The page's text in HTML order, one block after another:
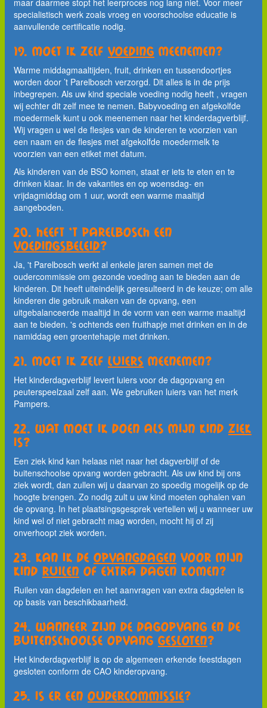
maar daarmee stopt het leerproces nog lang niet. Voor meer
specialistisch werk zoals vroeg en voorschoolse educatie is
aanvullende certificatie nodig.
19. Moet ik zelf voeding meenemen?
Warme middagmaaltijden, fruit, drinken en tussendoortjes
worden door ’t Parelbosch verzorgd. Dit alles is in de prijs
inbegrepen. Als uw kind speciale voeding nodig heeft , vragen
wij echter dit zelf mee te nemen. Babyvoeding en afgekolfde
moedermelk kunt u ook meenemen naar het kinderdagverblijf.
Wij vragen u wel de flesjes van de kinderen te voorzien van
een naam en de flesjes met afgekolfde moedermelk te
voorzien van een etiket met datum.
Als kinderen van de BSO komen, staat er iets te eten en te
drinken klaar. In de vakanties en op woensdag- en
vrijdagmiddag om 1 uur, wordt een warme maaltijd
aangeboden.
20. Heeft 't Parelbosch een
voedingsbeleid?
Ja, 't Parelbosch werkt al enkele jaren samen met de
oudercommissie om gezonde voeding aan te bieden aan de
kinderen. Dit heeft uiteindelijk geresulteerd in de keuze; om alle
kinderen die gebruik maken van de opvang, een
uitgebalanceerde maaltijd in de vorm van een warme maaltijd
aan te bieden. 's ochtends een fruithapje met drinken en in de
namiddag een groentehapje met drinken.
21. Moet ik zelf luiers meenemen?
Het kinderdagverblijf levert luiers voor de dagopvang en
peuterspeelzaal zelf aan. We gebruiken luiers van het merk
Pampers.
22. Wat moet ik doen als mijn kind ziek
is?
Een ziek kind kan helaas niet naar het dagverblijf of de
buitenschoolse opvang worden gebracht. Als uw kind bij ons
ziek wordt, dan zullen wij u daarvan zo spoedig mogelijk op de
hoogte brengen. Zo nodig zult u uw kind moeten ophalen van
de opvang. In het plaatsingsgesprek vertellen wij u wanneer uw
kind wel of niet gebracht mag worden, mocht hij of zij
onverhoopt ziek worden.
23. Kan ik de opvangdagen voor mijn
kind ruilen of extra dagen komen?
Ruilen van dagdelen en het aanvragen van extra dagdelen is
op basis van beschikbaarheid.
24. Wanneer zijn de dagopvang en de
buitenschoolse opvang gesloten?
Het kinderdagverblijf is op de algemeen erkende feestdagen
gesloten conform de CAO kinderopvang.
25. Is er een oudercommissie?